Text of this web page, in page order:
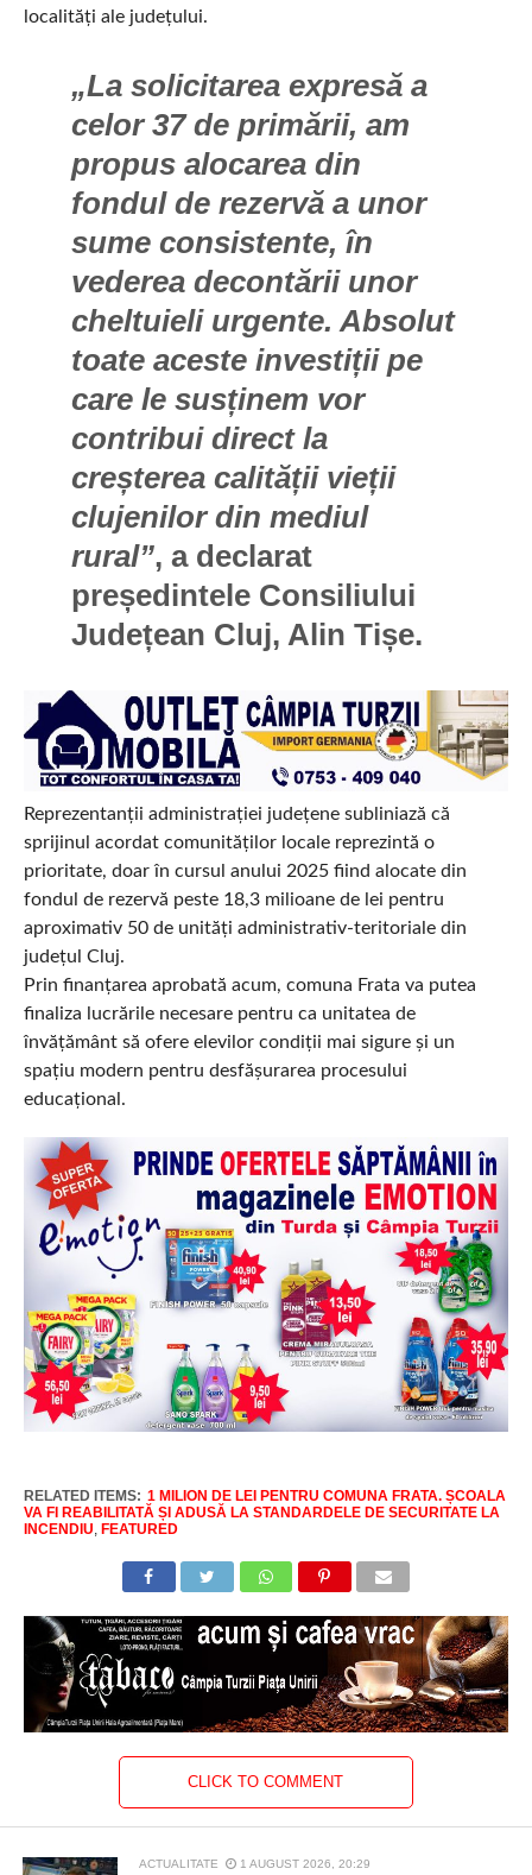
localități ale județului.
„La solicitarea expresă a
celor 37 de primării, am
propus alocarea din
fondul de rezervă a unor
sume consistente, în
vederea decontării unor
cheltuieli urgente. Absolut
toate aceste investiții pe
care le susținem vor
contribui direct la
creșterea calității vieții
clujenilor din mediul
rural”, a declarat
președintele Consiliului
Județean Cluj, Alin Tișe.
Reprezentanții administrației județene subliniază că
sprijinul acordat comunităților locale reprezintă o
prioritate, doar în cursul anului 2025 fiind alocate din
fondul de rezervă peste 18,3 milioane de lei pentru
aproximativ 50 de unități administrativ-teritoriale din
județul Cluj.
Prin finanțarea aprobată acum, comuna Frata va putea
finaliza lucrările necesare pentru ca unitatea de
învățământ să ofere elevilor condiții mai sigure și un
spațiu modern pentru desfășurarea procesului
educațional.
RELATED ITEMS: 1 MILION DE LEI PENTRU COMUNA FRATA. ȘCOALA
VA FI REABILITATĂ ȘI ADUSĂ LA STANDARDELE DE SECURITATE LA
INCENDIU, FEATURED
CLICK TO COMMENT
ACTUALITATE 1 AUGUST 2026, 20:29